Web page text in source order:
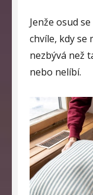
Jenže osud
chvíle, kdy se
nezbývá než
nebo nelíbí.